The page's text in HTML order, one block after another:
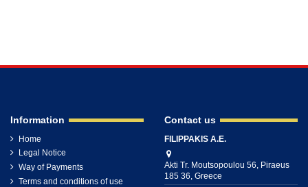
Information
Home
Legal Notice
Way of Payments
Terms and conditions of use
Contact us
FILIPPAKIS A.E.
Akti Tr. Moutsopoulou 56, Piraeus
185 36, Greece